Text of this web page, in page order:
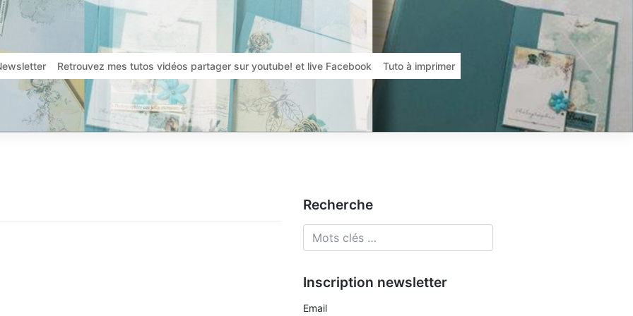
Retrouvez mes tutos vidéos partager sur youtube! et live Facebook Tuto à imprimer
Recherche
Inscription newsletter
Email